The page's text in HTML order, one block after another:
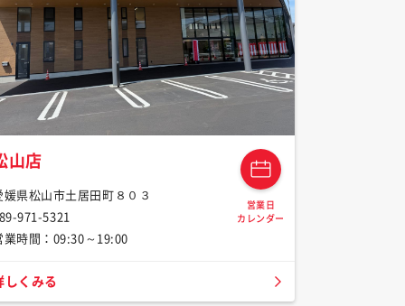
山店
媛県松山市土居田町８０３
971-5321
業時間：09:30～19:00
営業日
カレンダー
しくみる